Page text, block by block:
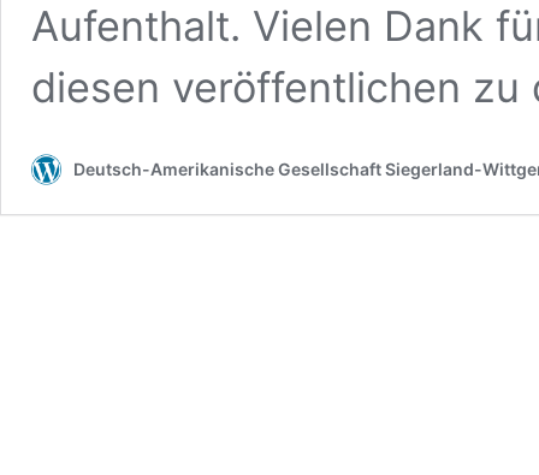
Aufenthalt. Vielen Dank
diesen veröffentlichen zu
Deutsch-Amerikanische Gesellschaft Siegerland-